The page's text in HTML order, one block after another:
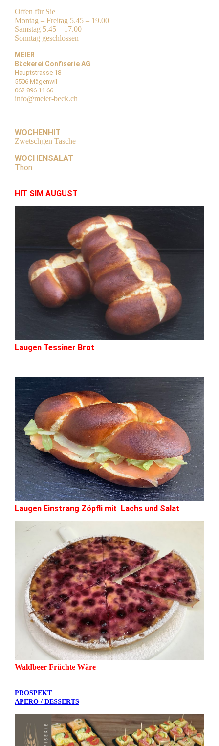
Offen für Sie
Montag – Freitag 5.45 – 19.00
Samstag 5.45 – 17.00
Sonntag geschlossen
MEIER
Bäckerei Confiserie AG
Hauptstrasse 18
5506 Mägenwil
062 896 11 66
info@meier-beck.ch
WOCHENHIT
Zwetschgen Tasche
WOCHENSALAT
Thon
HIT SIM AUGUST
Laugen Tessiner Brot
Laugen Einstrang Zöpfli mit Lachs und Salat
Waldbeer Früchte Wäre
PROSPEKT
APERO / DESSERTS